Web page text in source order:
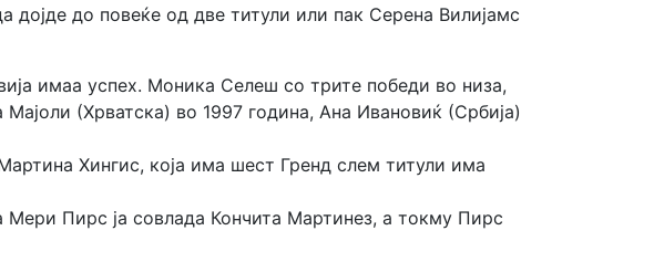
до повеќе од две титули или пак Серена Вилијамс
имаа успех. Моника Селеш со трите победи во низа,
(Хрватска) во 1997 година, Ана Ивановиќ (Србија)
Хингис, која има шест Гренд слем титули има
Пирс ја совлада Кончита Мартинез, а токму Пирс